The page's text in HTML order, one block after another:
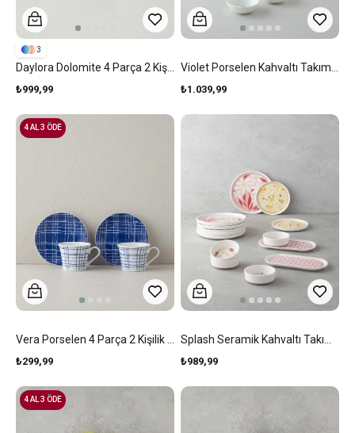
₺999,99
3
₺1.039,99
₺299,99
4 AL 3 ÖDE
₺989,99
4 AL 3 ÖDE